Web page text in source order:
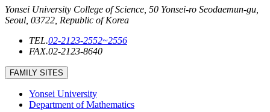
Yonsei University College of Science, 50 Yonsei-ro Seodaemun-gu,
Seoul, 03722, Republic of Korea
TEL.02-2123-2552~2556
FAX.02-2123-8640
FAMILY SITES
Yonsei University
Department of Mathematics